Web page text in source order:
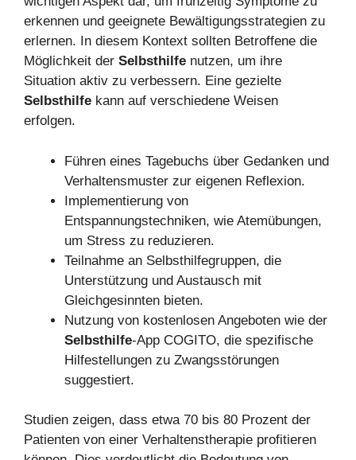
erkennen und geeignete Bewältigungsstrategien zu
erlernen. In diesem Kontext sollten Betroffene die
Möglichkeit der Selbsthilfe nutzen, um ihre
Situation aktiv zu verbessern. Eine gezielte
Selbsthilfe kann auf verschiedene Weisen
erfolgen.
Führen eines Tagebuchs über Gedanken und
Verhaltensmuster zur eigenen Reflexion.
Implementierung von
Entspannungstechniken, wie Atemübungen,
um Stress zu reduzieren.
Teilnahme an Selbsthilfegruppen, die
Unterstützung und Austausch mit
Gleichgesinnten bieten.
Nutzung von kostenlosen Angeboten wie der
Selbsthilfe-App COGITO, die spezifische
Hilfestellungen zu Zwangsstörungen
suggestiert.
Studien zeigen, dass etwa 70 bis 80 Prozent der
Patienten von einer Verhaltenstherapie profitieren